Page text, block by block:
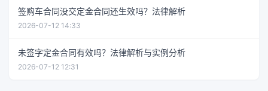
签购车合同没交定金合同还生效吗？法律解析
2026-07-12 14:33
未签字定金合同有效吗？法律解析与实例分析
2026-07-12 12:31